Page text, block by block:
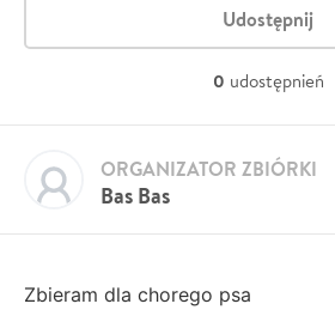
Udostępnij
0 udostępnień
Bas Bas
ORGANIZATOR ZBIÓRKI
Zbieram dla chorego psa